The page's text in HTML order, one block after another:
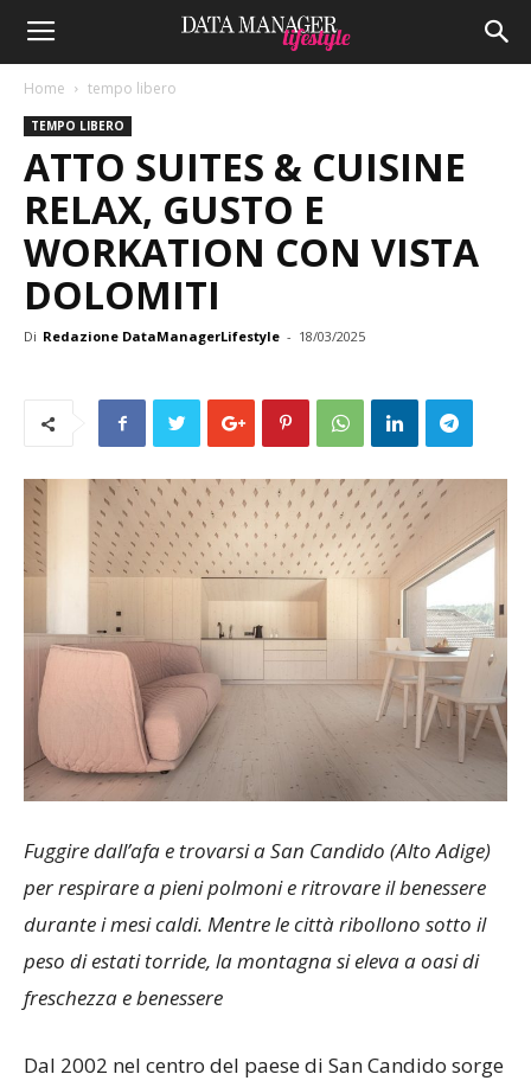
Home tempo libero
TEMPO LIBERO
ATTO SUITES & CUISINE
RELAX, GUSTO E
WORKATION CON VISTA
DOLOMITI
Di Redazione DataManagerLifestyle - 18/03/2025
Fuggire dall’afa e trovarsi a San Candido (Alto Adige)
per respirare a pieni polmoni e ritrovare il benessere
durante i mesi caldi. Mentre le città ribollono sotto il
peso di estati torride, la montagna si eleva a oasi di
freschezza e benessere
Dal 2002 nel centro del paese di San Candido sorge